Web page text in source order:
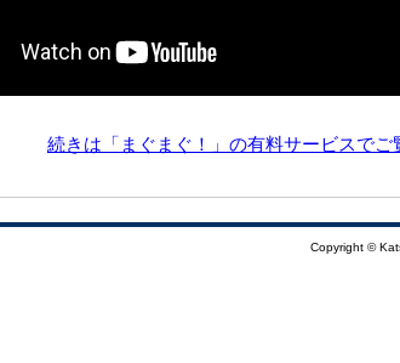
続きは「まぐまぐ！」の有料サービスでご
Copyright ©